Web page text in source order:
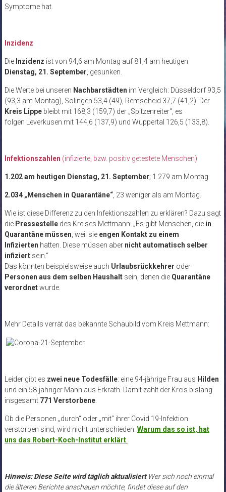
Symptome hat.
Inzidenz
Die Inzidenz ist von 94,6 am Montag auf 81,4 am heutigen
Dienstag, 21. September, gesunken.
Die Werte bei unseren Nachbarstädten im Vergleich: Düsseldorf 93,5
(93,3 am Montag), Solingen 53,4 (49), Remscheid 37,7 (41,2). Der
Kreis Lippebleibt mit 168,3 (159,7) der „Spitzenreiter“, es
folgen Leverkusen mit 144,6 (137,9) und Wuppertal 126,5 (133,8).
Infektionszahlen (infizierte, bzw. positiv getestete Menschen)
1.202 am heutigen Dienstag, 21. September; 1.279 am Montag
2.034 „Menschen in Quarantäne“, 23 weniger als am Montag.
Wie ist diese Differenz zu den Infektionszahlen zu erklären? Dazu sagt
die Pressestelledes Kreises Mettmann: „Es gibt Menschen, die in
Quarantäne müssen, weil sie engen Kontakt zu einem
Infizierten hatten. Diese müssen aber nicht automatisch selber
infiziertsein.“
Das könnten beispielsweise auch Urlaubsrückkehrer oder
Personen aus dem selben Haushaltsein, denen die Quarantäne
verordnetwurde.
Mehr Details verrät das bekannte Schaubild vom Kreis Mettmann:
Leider gibt es zwei neue Todesfälle: eine 94-jährige Frau aus Hilden
und ein 58-jähriger Mann aus Erkrath. Damit zählt der Kreis bislang
insgesamt 771 Verstorbene.
Ob die Personen „durch“ oder „mit“ ihrer Covid 19-Infektion
verstorben sind, wird nicht unterschieden. Warum das so ist, hat
uns das Robert-Koch-Institut erklärt.
Hinweis: Diese Seite wird täglich aktualisiert Wer sich noch einmal
die älteren Berichte anschauen möchte, findet diese auf den